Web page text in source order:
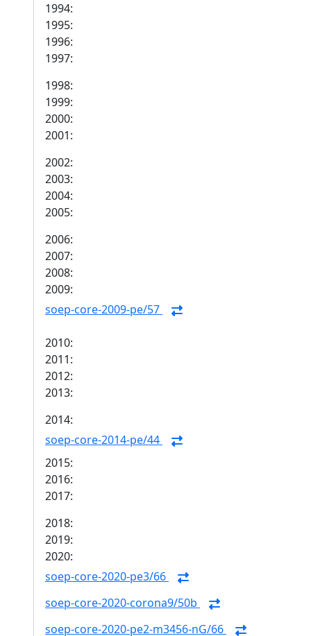
1994:
1995:
1996:
1997:
1998:
1999:
2000:
2001:
2002:
2003:
2004:
2005:
2006:
2007:
2008:
2009:
soep-core-2009-pe/57
2010:
2011:
2012:
2013:
2014:
soep-core-2014-pe/44
2015:
2016:
2017:
2018:
2019:
2020:
soep-core-2020-pe3/66
soep-core-2020-corona9/50b
soep-core-2020-pe2-m3456-nG/66